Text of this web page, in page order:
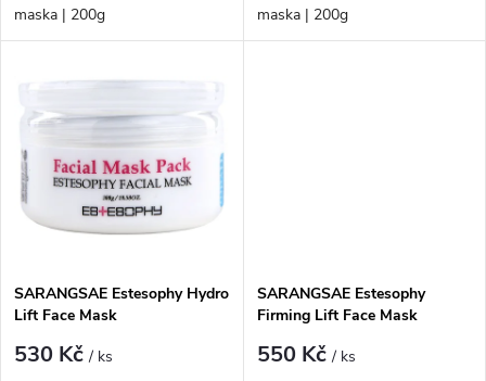
u
k
t
ů
d
k
t
ů
maska | 200g
maska | 200g
SARANGSAE Estesophy Hydro
Lift Face Mask
530 Kč/ ks
SARANGSAE Estesophy
Firming Lift Face Mask
550 Kč/ ks